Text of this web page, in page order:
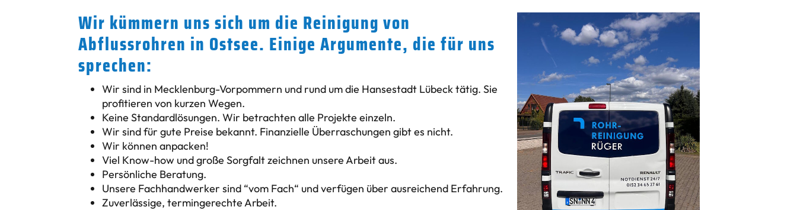
Wir kümmern uns sich um die Reinigung von
Abflussrohren in Ostsee. Einige Argumente, die für uns
sprechen:
Wir sind in Mecklenburg-Vorpommern und rund um die Hansestadt Lübeck tätig. Sie
profitieren von kurzen Wegen.
Keine Standardlösungen. Wir betrachten alle Projekte einzeln.
Wir sind für gute Preise bekannt. Finanzielle Überraschungen gibt es nicht.
Wir können anpacken!
Viel Know-how und große Sorgfalt zeichnen unsere Arbeit aus.
Persönliche Beratung.
Unsere Fachhandwerker sind “vom Fach“ und verfügen über ausreichend Erfahrung.
Zuverlässige, termingerechte Arbeit.